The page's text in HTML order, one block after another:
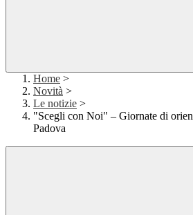
Home >
Novità >
Le notizie >
"Scegli con Noi" – Giornate di
Padova